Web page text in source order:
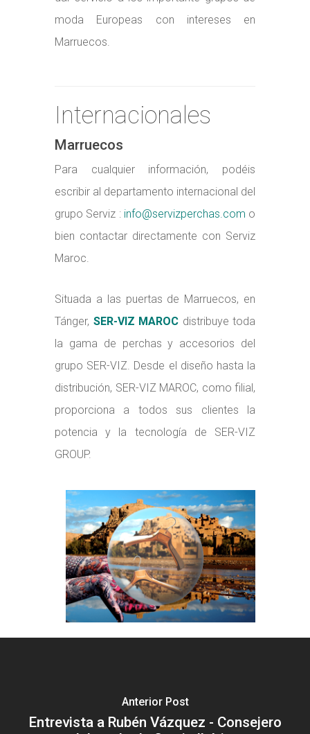
moda Europeas con intereses en
Marruecos.
Internacionales
Marruecos
Para cualquier información, podéis
escribir al departamento internacional del
grupo Serviz : info@servizperchas.com o
bien contactar directamente con Serviz
Maroc.
Situada a las puertas de Marruecos, en
Tánger, SER-VIZ MAROC distribuye toda
la gama de perchas y accesorios del
grupo SER-VIZ. Desde el diseño hasta la
distribución, SER-VIZ MAROC, como filial,
proporciona a todos sus clientes la
potencia y la tecnología de SER-VIZ
GROUP.
Anterior Post
Entrevista a Rubén Vázquez - Consejero